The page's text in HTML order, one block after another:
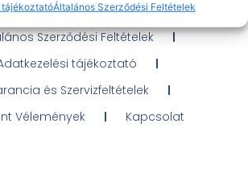
Általános Szerződési Feltételek
fizetési tájékoztató
Szerződési Feltételek
tájékoztató
és Szervizfeltételek
Vélemények
Kapcsolat